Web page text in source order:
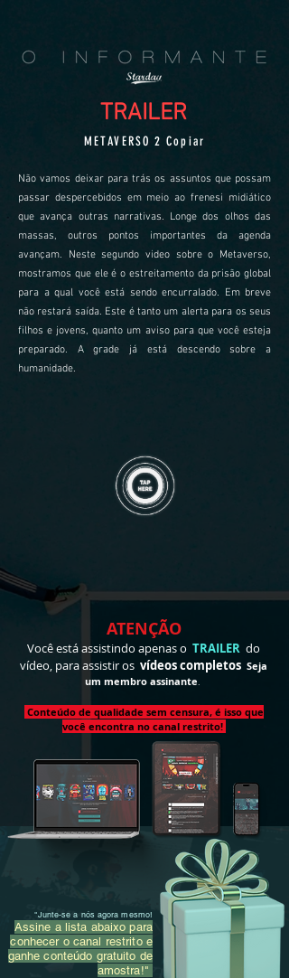
TRAILER
METAVERSO 2 Copiar
Não vamos deixar para trás os assuntos que possam
passar despercebidos em meio ao frenesi midiático
que avança outras narrativas. Longe dos olhos das
massas, outros pontos importantes da agenda
avançam. Neste segundo video sobre o Metaverso,
mostramos que ele é o estreitamento da prisão global
para a qual você está sendo encurralado. Em breve
não restará saída. Este é tanto um alerta para os seus
filhos e jovens, quanto um aviso para que você esteja
preparado. A grade já está descendo sobre a
humanidade.
ATENÇÃO
Você está assistindo apenas o TRAILER do
vídeo, para assistiros vídeos completos Seja
um membro assinante.
Conteúdo de qualidade sem censura, é isso que
você encontra no canal restrito!
"Junte-se a nós agora mesmo!
Assine a lista abaixo para
conhecer o canal restrito e
ganhe conteúdo gratuito de
amostra!"